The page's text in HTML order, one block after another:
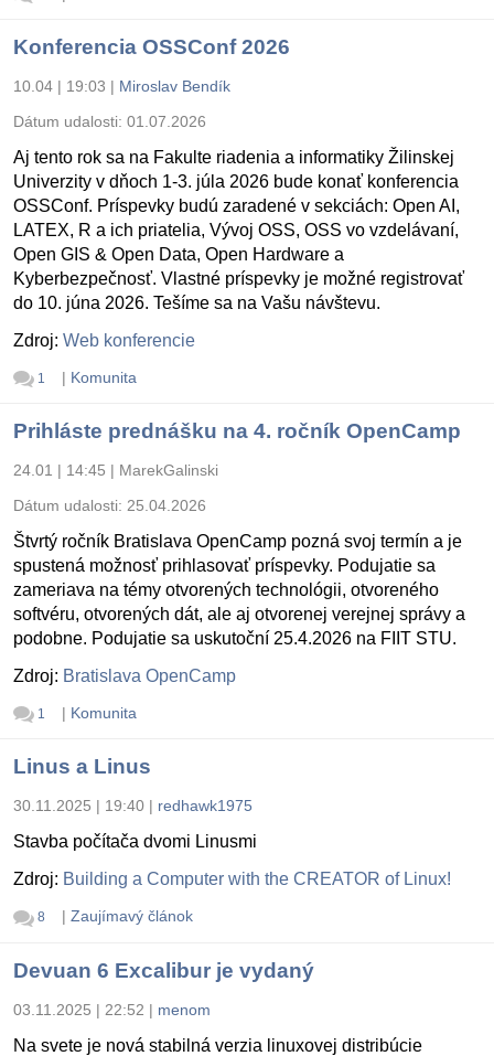
Konferencia OSSConf 2026
10.04 | 19:03 | Miroslav Bendík
Dátum udalosti: 01.07.2026
Aj tento rok sa na Fakulte riadenia a informatiky Žilinskej
Univerzity v dňoch 1-3. júla 2026 bude konať konferencia
OSSConf. Príspevky budú zaradené v sekciách: Open AI,
LATEX, R a ich priatelia, Vývoj OSS, OSS vo vzdelávaní,
Open GIS & Open Data, Open Hardware a
Kyberbezpečnosť. Vlastné príspevky je možné registrovať
do 10. júna 2026. Tešíme sa na Vašu návštevu.
Zdroj: Web konferencie
1 | Komunita
Prihláste prednášku na 4. ročník OpenCamp
24.01 | 14:45 | MarekGalinski
Dátum udalosti: 25.04.2026
Štvrtý ročník Bratislava OpenCamp pozná svoj termín a je
spustená možnosť prihlasovať príspevky. Podujatie sa
zameriava na témy otvorených technológii, otvoreného
softvéru, otvorených dát, ale aj otvorenej verejnej správy a
podobne. Podujatie sa uskutoční 25.4.2026 na FIIT STU.
Zdroj: Bratislava OpenCamp
1 | Komunita
Linus a Linus
30.11.2025 | 19:40 | redhawk1975
Stavba počítača dvomi Linusmi
Zdroj: Building a Computer with the CREATOR of Linux!
8 | Zaujímavý článok
Devuan 6 Excalibur je vydaný
03.11.2025 | 22:52 | menom
Na svete je nová stabilná verzia linuxovej distribúcie